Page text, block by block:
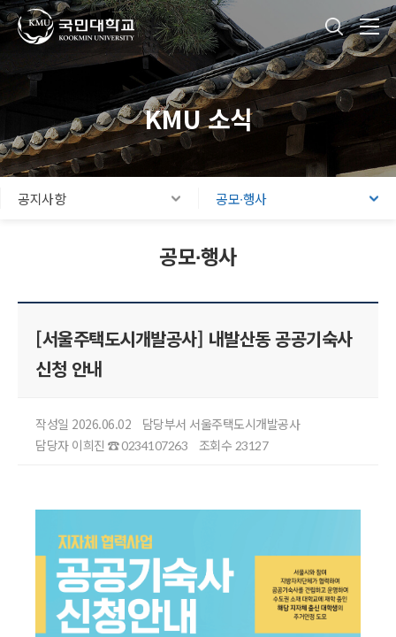
주메뉴 바로가기
본문내용 바로가기
푸터 바로가기
국민대학교
KMU 소식
공지사항 공모∙행사
공모∙행사
[서울주택도시개발공사] 내발산동 공공기숙사
신청 안내
작성일 2026.06.02
담당부서 서울주택도시개발공사
담당자 이희진 ☎ 0234107263 조회수 23127